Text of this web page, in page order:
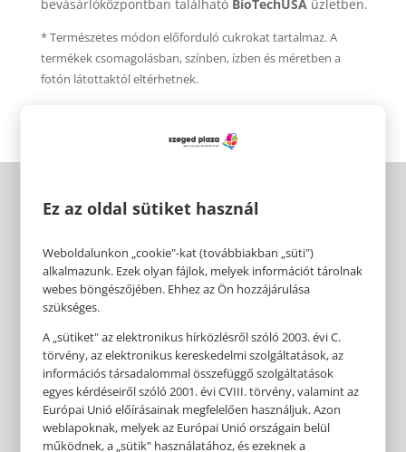
bevásárlóközpontban található BioTechUSAüzletben.
* Természetes módon előforduló cukrokat tartalmaz. A
termékek csomagolásban, színben, ízben és méretben a
fotón látottaktól eltérhetnek.
Ez az oldal sütiket használ
Weboldalunkon „cookie"-kat (továbbiakban „süti")
alkalmazunk. Ezek olyan fájlok, melyek információt tárolnak
webes böngészőjében. Ehhez az Ön hozzájárulása
szükséges.
A „sütiket" az elektronikus hírközlésről szóló 2003. évi C.
törvény, az elektronikus kereskedelmi szolgáltatások, az
információs társadalommal összefüggő szolgáltatások
egyes kérdéseiről szóló 2001. évi CVIII. törvény, valamint az
Európai Unió előírásainak megfelelően használjuk. Azon
weblapoknak, melyek az Európai Unió országain belül
működnek, a „sütik" használatához, és ezeknek a